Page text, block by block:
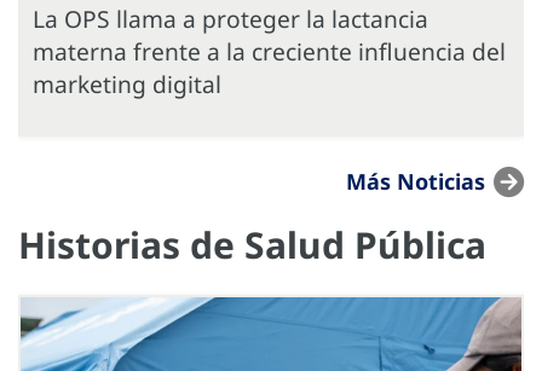
La OPS llama a proteger la lactancia
materna frente a la creciente influencia del
marketing digital
Más Noticias
Historias de Salud Pública